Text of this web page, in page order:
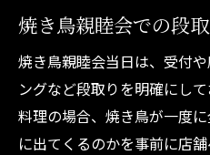
焼き鳥親睦会での段
焼き鳥親睦会当日は、受付
ングなど段取りを明確にし
料理の場合、焼き鳥が一度
に出てくるのかを事前に店